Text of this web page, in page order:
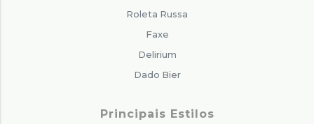
Roleta Russa
Faxe
Delirium
Dado Bier
Principais Estilos